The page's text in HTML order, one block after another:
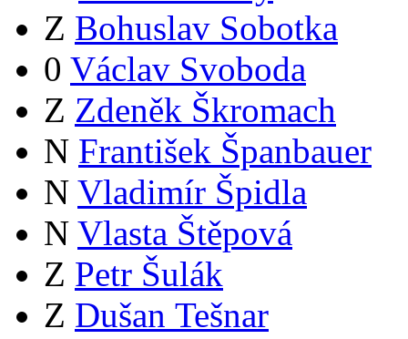
Z Bohuslav Sobotka
0 Václav Svoboda
Z Zdeněk Škromach
N František Španbauer
N Vladimír Špidla
N Vlasta Štěpová
Z Petr Šulák
Z Dušan Tešnar